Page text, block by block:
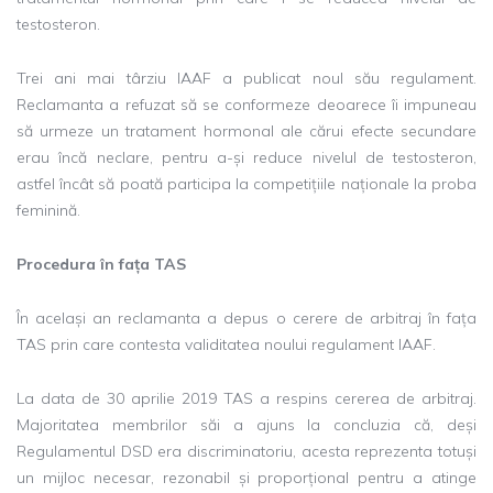
testosteron.
Trei ani mai târziu IAAF a publicat noul său regulament.
Reclamanta a refuzat să se conformeze deoarece îi impuneau
să urmeze un tratament hormonal ale cărui efecte secundare
erau încă neclare, pentru a-și reduce nivelul de testosteron,
astfel încât să poată participa la competițiile naționale la proba
feminină.
Procedura în fața TAS
În același an reclamanta a depus o cerere de arbitraj în fața
TAS prin care contesta validitatea noului regulament IAAF.
La data de 30 aprilie 2019 TAS a respins cererea de arbitraj.
Majoritatea membrilor săi a ajuns la concluzia că, deși
Regulamentul DSD era discriminatoriu, acesta reprezenta totuși
un mijloc necesar, rezonabil și proporțional pentru a atinge